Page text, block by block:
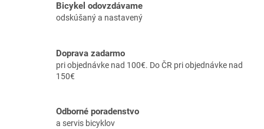
Bicykel odovzdávame
odskúšaný a nastavený
Doprava zadarmo
pri objednávke nad 100€. Do ČR pri objednávke nad
150€
Odborné poradenstvo
a servis bicyklov